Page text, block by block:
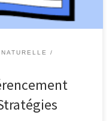
NATURELLE